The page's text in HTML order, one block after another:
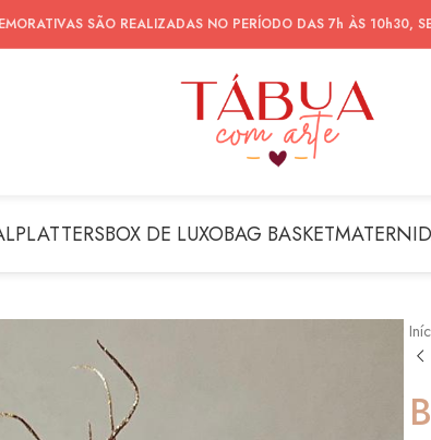
SÃO REALIZADAS NO PERÍODO DAS 7h ÀS 10h30,
PLATTERSBOX DE LUXOBAG BASKET